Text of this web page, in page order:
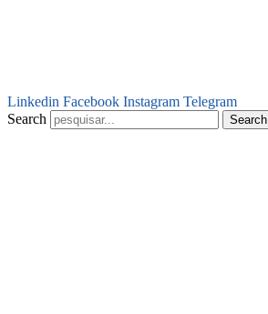
Linkedin Facebook Instagram Telegram
Search
Search